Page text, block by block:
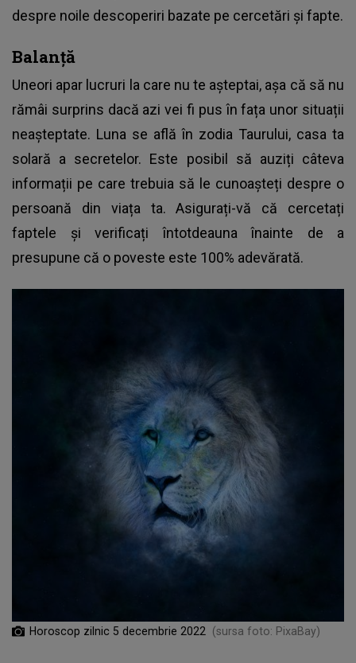
despre noile descoperiri bazate pe cercetări și fapte.
Balanță
Uneori apar lucruri la care nu te așteptai, așa că să nu
rămâi surprins dacă azi vei fi pus în fața unor situații
neașteptate. Luna se află în zodia Taurului, casa ta
solară a secretelor. Este posibil să auziți câteva
informații pe care trebuia să le cunoașteți despre o
persoană din viața ta. Asigurați-vă că cercetați
faptele și verificați întotdeauna înainte de a
presupune că o poveste este 100% adevărată.
Horoscop zilnic 5 decembrie 2022 (sursa foto: PixaBay)